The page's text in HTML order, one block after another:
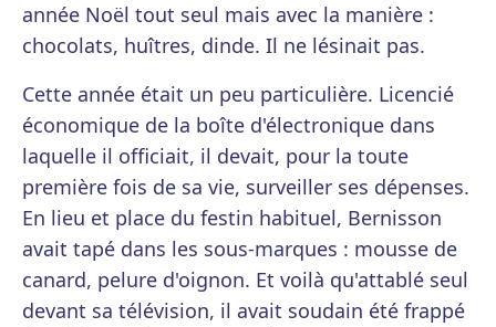
année Noël tout seul mais avec la manière :
chocolats, huîtres, dinde. Il ne lésinait pas.
Cette année était un peu particulière. Licencié
économique de la boîte d'électronique dans
laquelle il officiait, il devait, pour la toute
première fois de sa vie, surveiller ses dépenses.
En lieu et place du festin habituel, Bernisson
avait tapé dans les sous-marques : mousse de
canard, pelure d'oignon. Et voilà qu'attablé seul
devant sa télévision, il avait soudain été frappé